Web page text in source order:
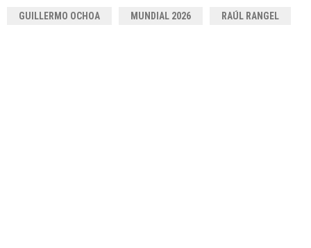
GUILLERMO OCHOA MUNDIAL 2026 RAÚL RANGEL